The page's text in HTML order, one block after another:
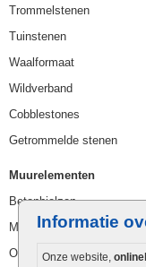
Informatie
Onze website,
Trommelstenen
Tuinstenen
Waalformaat
Wildverband
Cobblestones
Getrommelde stenen
Muurelementen
Betonbielzen
Muurstenen
Opsluitbanden